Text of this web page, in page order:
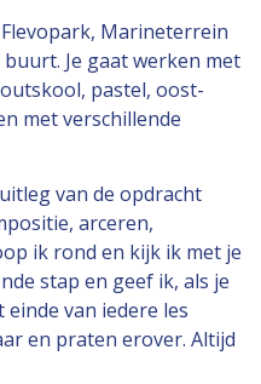
Marineterrein
Je gaat werken met
pastel, oost-
met verschillende
van de opdracht
arceren,
ik rond en kijk ik met je
stap en geef ik, als je
van iedere les
en praten erover. Altijd